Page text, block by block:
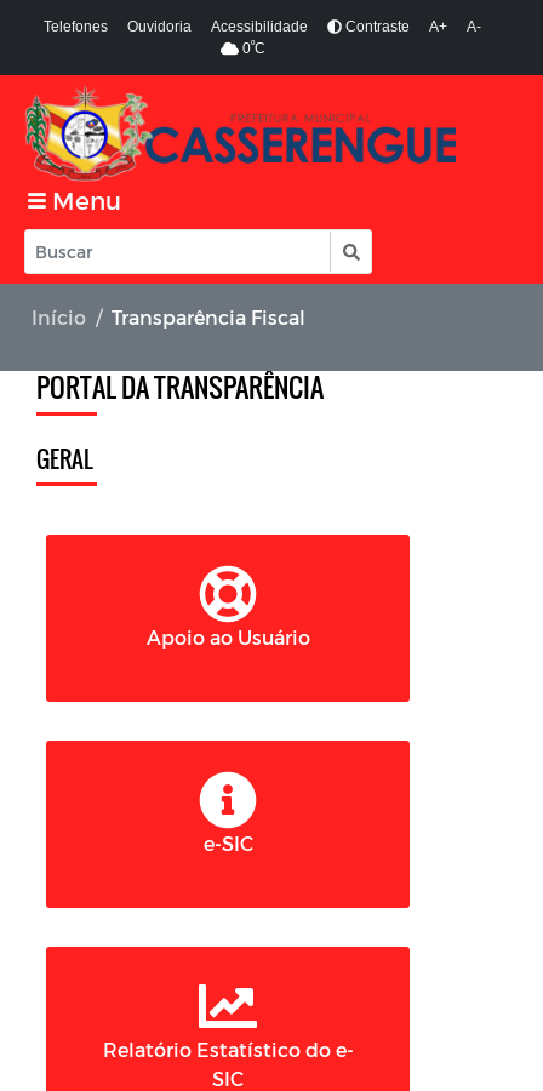
Telefones Ouvidoria Acessibilidade Contraste A+
A-
0ºC
Menu
Início Transparência Fiscal
PORTAL DA TRANSPARÊNCIA
GERAL
Apoio ao Usuário
e-SIC
Relatório Estatístico do e-
SIC